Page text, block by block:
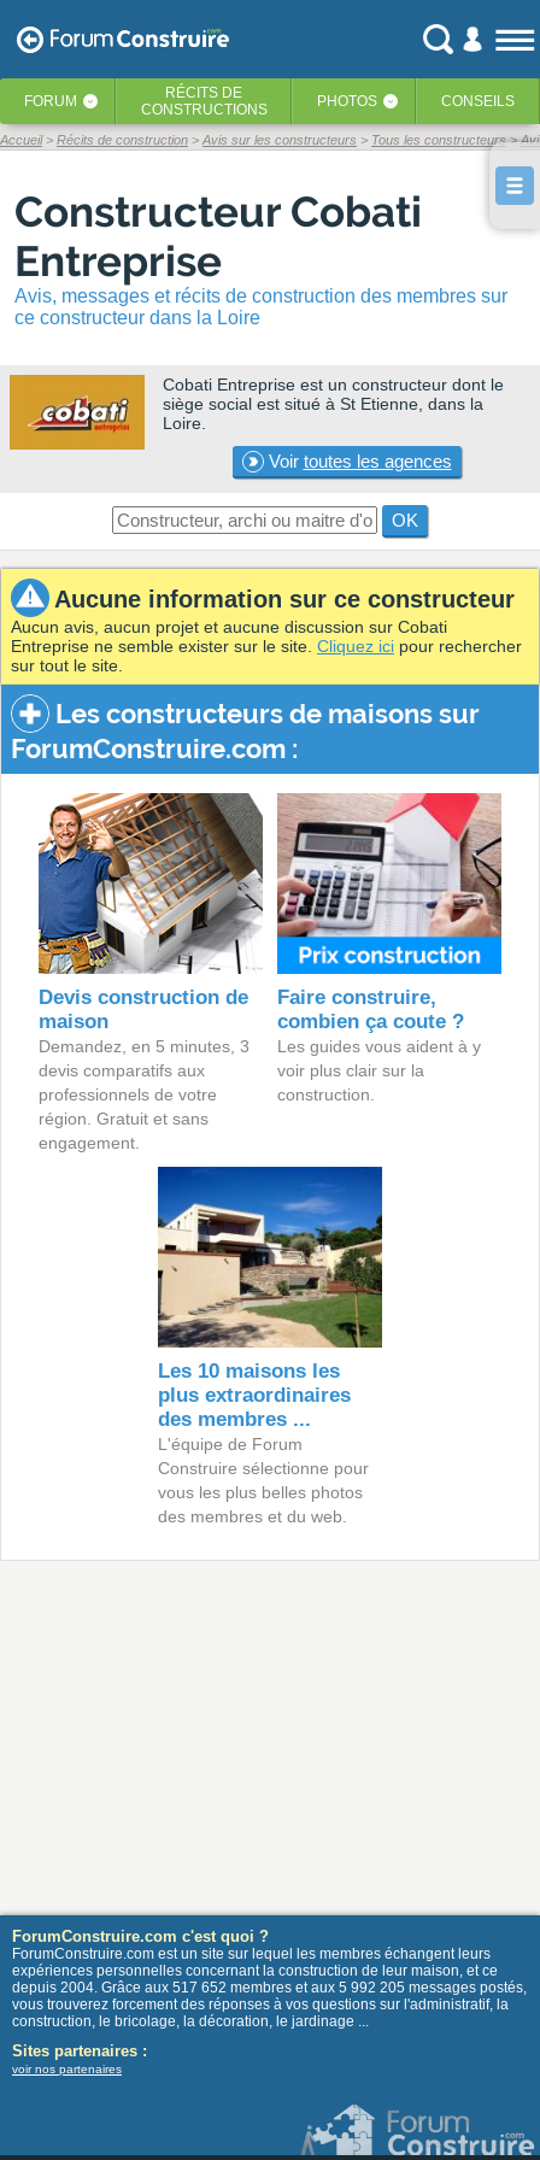
FORUM ‹ RÉCITS DE
CONSTRUCTIONS
PHOTOS ‹ CONSEILS
Accueil Récits de construction Avis sur les constructeurs Tous les constructeurs
Constructeur Cobati
Entreprise
Avis, messages et récits de construction des membres sur
ce constructeur dans la Loire
Cobati Entreprise est un constructeur dont le
siège social est situé à St Etienne, dans la
Loire.
Voir toutes les agences
OK
Aucune information sur ce constructeur
Aucun avis, aucun projet et aucune discussion sur Cobati
Entreprise ne semble exister sur le site. Cliquez ici pour rechercher
sur tout le site.
Les constructeurs de maisons sur
ForumConstruire.com :
Devis construction de
maison
Demandez, en 5 minutes, 3
devis comparatifs aux
professionnels de votre
région. Gratuit et sans
engagement.
Faire construire,
combien ça coute ?
Les guides vous aident à y
voir plus clair sur la
construction.
Les 10 maisons les
plus extraordinaires
des membres ...
L'équipe de Forum
Construire sélectionne pour
vous les plus belles photos
des membres et du web.
ForumConstruire.com c'est quoi ?
ForumConstruire.com est un site sur lequel les membres échangent leurs
expériences personnelles concernant la construction de leur maison, et ce
depuis 2004. Grâce aux 517 652 membres et aux 5 992 205 messages postés,
vous trouverez forcement des réponses à vos questions sur l'administratif, la
construction, le bricolage, la décoration, le jardinage ...
Sites partenaires :
voir nos partenaires